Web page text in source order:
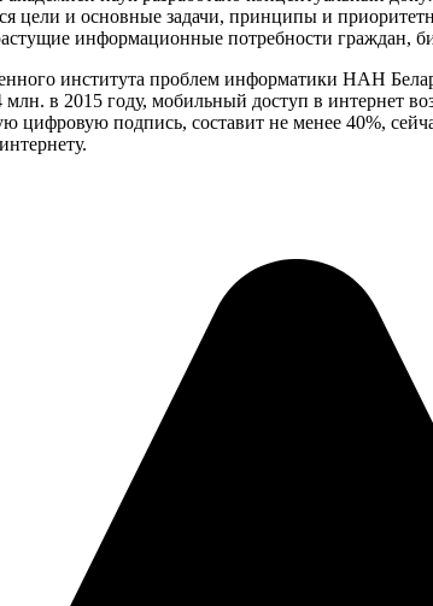
цели и основные задачи, принципы и
информационные потребности граждан,
института проблем информатики НАН
в 2015 году, мобильный доступ в интернет
цифровую подпись, составит не менее 40%,